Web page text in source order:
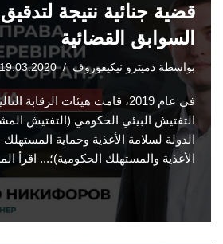
قضية جنائية نتيجة
السوابق القضائية
بواسطة دميترو نيكيفوروف 19.03.2020
في عام 2019، قامت هيئات الرقابة
التفتيش البيئي الحكومي (التفتيش
الدولة لسلامة الأغذية وحماية المستهلك
الأغذية والمستهلك الحكومية)؛... اقرأ